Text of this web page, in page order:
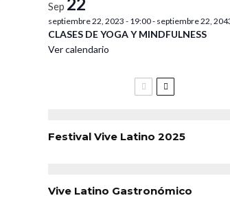
Sep
septiembre 22, 2023 - 19:00- septiembre 22,
CLASES DE YOGA Y MINDFULNESS
Ver calendario
Festival Vive Latino 2025
Vive Latino Gastronómico